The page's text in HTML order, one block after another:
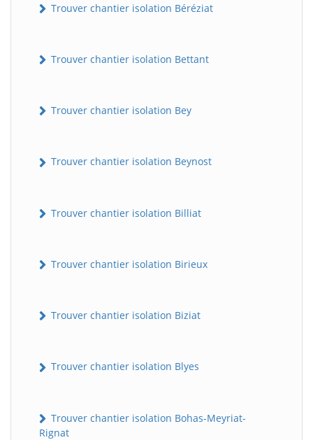
Trouver chantier isolation Béréziat
Trouver chantier isolation Bettant
Trouver chantier isolation Bey
Trouver chantier isolation Beynost
Trouver chantier isolation Billiat
Trouver chantier isolation Birieux
Trouver chantier isolation Biziat
Trouver chantier isolation Blyes
Trouver chantier isolation Bohas-Meyriat-
Rignat